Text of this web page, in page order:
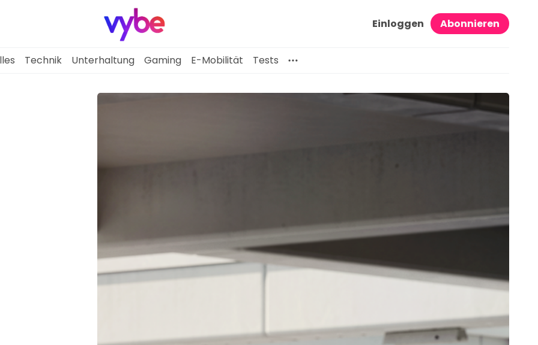
E-Mobilität
Über uns
Einloggen Abonnieren
Technik Unterhaltung Gaming E-Mobilität Tests